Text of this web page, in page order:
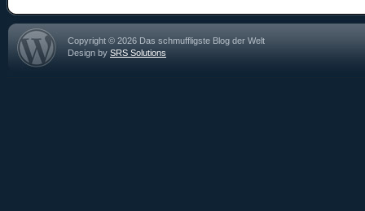
Copyright © 2026 Das schmuffligste Blog der Welt
Design by SRS Solutions